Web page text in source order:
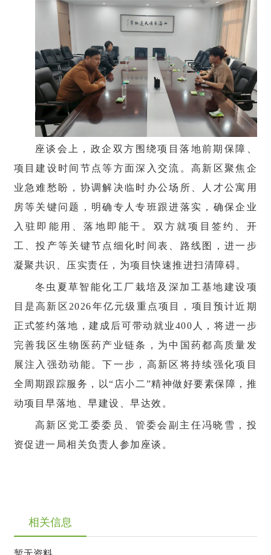
座谈会上，政企双方围绕项目落地前期保障、
项目建设时间节点等方面深入交流。高新区聚焦企
业急难愁盼，协调解决临时办公场所、人才公寓用
房等关键问题，明确专人专班跟进落实，确保企业
入驻即能用、落地即能干。双方就项目签约、开
工、投产等关键节点细化时间表、路线图，进一步
凝聚共识、压实责任，为项目快速推进扫清障碍。
冬虫夏草智能化工厂栽培及深加工基地建设项
目是高新区2026年亿元级重点项目，项目预计近期
正式签约落地，建成后可带动就业400人，将进一步
完善我区生物医药产业链条，为中国药都高质量发
展注入强劲动能。下一步，高新区将持续强化项目
全周期跟踪服务，以“店小二”精神做好要素保障，推
动项目早落地、早建设、早达效。
高新区党工委委员、管委会副主任冯晓雪，投
资促进一局相关负责人参加座谈。
相关信息